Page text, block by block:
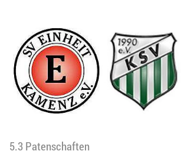
5.3 Patenschaften